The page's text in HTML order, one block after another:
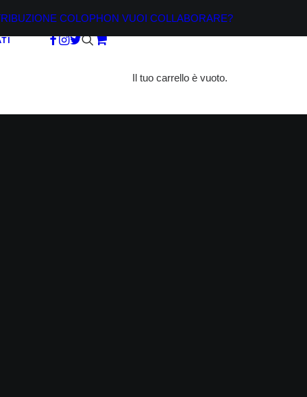
COLOPHON VUOI COLLABORARE?
Il tuo carrello è vuoto.